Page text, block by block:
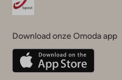
Belgique(Français)
Deutschland
Download onze Omoda app